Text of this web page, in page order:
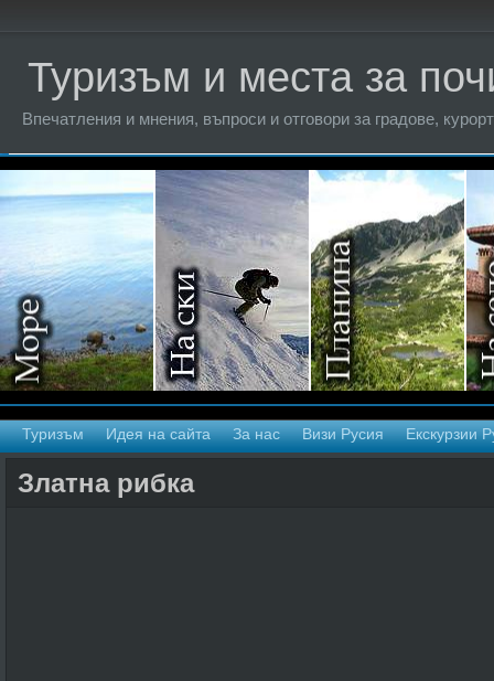
Туризъм и места за
Впечатления и мнения, въпроси и отговори за градове,
Туризъм Идея на сайта За нас Визи Русия Екскурзии
Златна рибка